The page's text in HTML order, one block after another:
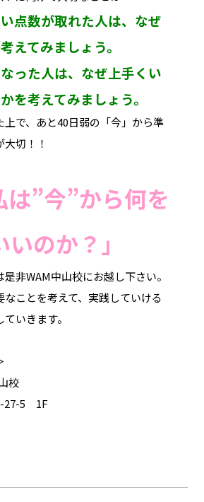
点数が取れた人は、なぜ
えてみましょう。
った人は、なぜ上手くい
を考えてみましょう。
上で、あと40日弱の「今」から準
切！！
は”今”から何を
のか？」
非WAM中山校にお越し下さい。
なことを考えて、実践していける
いきます。
校
27-5 1F